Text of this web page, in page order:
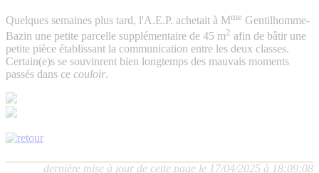
Quelques semaines plus tard, l'A.E.P. achetait à Mme Gentilhomme-
Bazin une petite parcelle supplémentaire de 45 m2 afin de bâtir une
petite pièce établissant la communication entre les deux classes.
Certain(e)s se souvinrent bien longtemps des mauvais moments
passés dans ce couloir.
dernière mise à jour de cette page le 17/04/2025 à 18:09:08